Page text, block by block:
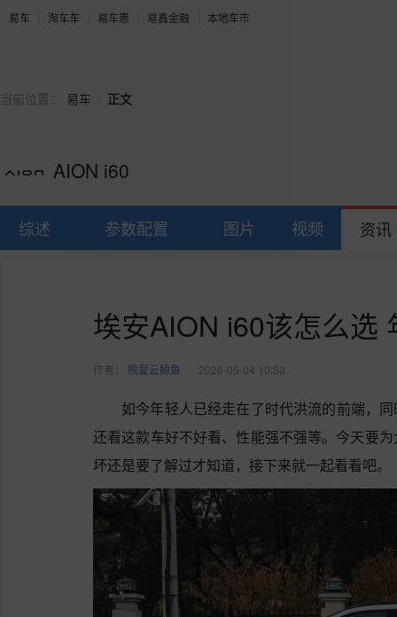
易车 淘车车 易车惠 易鑫金融 本地车市
当前位置： 易车 正文
AION i60
综述 参数配置 图片 视频 资讯
埃安AION i60该怎么选
作者： 熊夏云鲸鱼 2026-05-04 10:53
如今年轻人已经走在了时代洪流的前端，
还看这款车好不好看、性能强不强等。今天要
坏还是要了解过才知道，接下来就一起看看吧。